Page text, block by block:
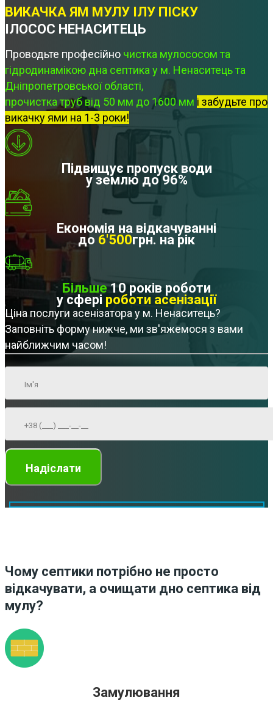
ВИКАЧКА ЯМ МУЛУ ІЛУ ПІСКУ
ІЛОСОС НЕНАСИТЕЦЬ
Проводьте професійно чистка мулососом та
гідродинамікою дна септика у м. Ненаситець та
Дніпропетровської області,
прочистка труб від 50 мм до 1600 мм і забудьте про
викачку ями на 1-3 роки!
Підвищує пропуск води
у землю до 96%
Економія на відкачуванні
до 6'500грн. на рік
Більше10 років роботи
у сфері роботи асенізації
Ціна послуги асенізатора у м. Ненаситець?
Заповніть форму нижче, ми зв'яжемося з вами
найближчим часом!
Чому септики потрібно не просто
відкачувати, а очищати дно септика від
мулу?
Замулювання